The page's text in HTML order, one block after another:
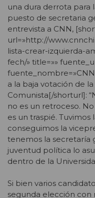
una dura derrota para
puesto de secretaria
entrevista a CNN,
url=»http://
lista-crear-izquierda-
fech/» title=»»
a la baja votación de
Comunista[/shorturl]:
no es un retroceso.
es un traspié. Tuvimos
conseguimos la
tenemos la secretaría
juventud política lo
dentro de la
Si bien varios
segunda elección